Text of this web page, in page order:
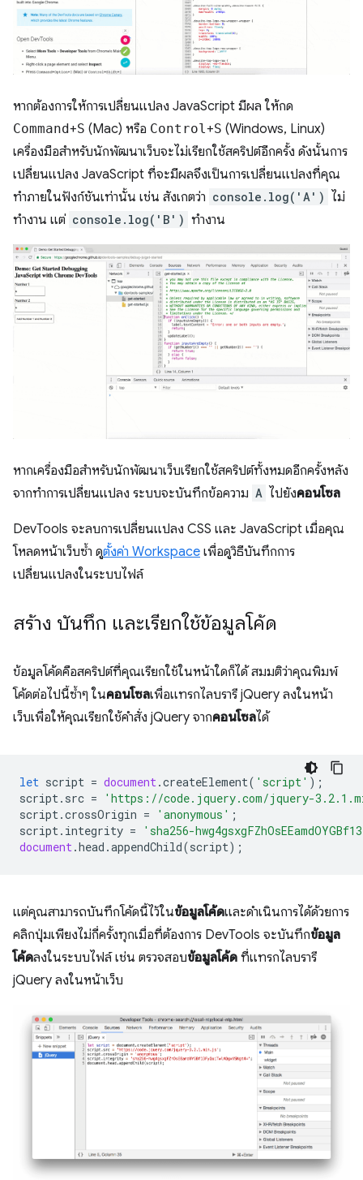
หากต้องการให้การเปลี่ยนแปลง JavaScript มีผล ให้กด
Command+S (Mac) หรือ Control+S (Windows, Linux)
เครื่องมือสำหรับนักพัฒนาเว็บจะไม่เรียกใช้สคริปต์อีกครั้ง ดังนั้นการ
เปลี่ยนแปลง JavaScript ที่จะมีผลจึงเป็นการเปลี่ยนแปลงที่คุณ
ทำภายในฟังก์ชันเท่านั้น เช่น สังเกตว่า console.log('A') ไม่
ทำงาน แต่ console.log('B') ทำงาน
หากเครื่องมือสำหรับนักพัฒนาเว็บเรียกใช้สคริปต์ทั้งหมดอีกครั้งหลัง
จากทำการเปลี่ยนแปลง ระบบจะบันทึกข้อความ A ไปยังคอนโซล
DevTools จะลบการเปลี่ยนแปลง CSS และ JavaScript เมื่อคุณ
โหลดหน้าเว็บซ้ำ ดูตั้งค่า Workspace เพื่อดูวิธีบันทึกการ
เปลี่ยนแปลงในระบบไฟล์
สร้าง บันทึก และเรียกใช้ข้อมูลโค้ด
ข้อมูลโค้ดคือสคริปต์ที่คุณเรียกใช้ในหน้าใดก็ได้ สมมติว่าคุณพิมพ์
โค้ดต่อไปนี้ซ้ำๆ ในคอนโซลเพื่อแทรกไลบรารี jQuery ลงในหน้า
เว็บเพื่อให้คุณเรียกใช้คำสั่ง jQuery จากคอนโซลได้
let script = document.createElement( 'script' );
script. src =
'https://code.jquery.com/jquery-
script.crossOrigin = 'anonymous' ;
script. integrity =
'sha256-
document.head .appendChild(script);
แต่คุณสามารถบันทึกโค้ดนี้ไว้ในข้อมูลโค้ดและดำเนินการได้ด้วยการ
คลิกปุ่มเพียงไม่กี่ครั้งทุกเมื่อที่ต้องการ DevTools จะบันทึกข้อมูล
โค้ดลงในระบบไฟล์ เช่น ตรวจสอบข้อมูลโค้ด ที่แทรกไลบรารี
jQuery ลงในหน้าเว็บ